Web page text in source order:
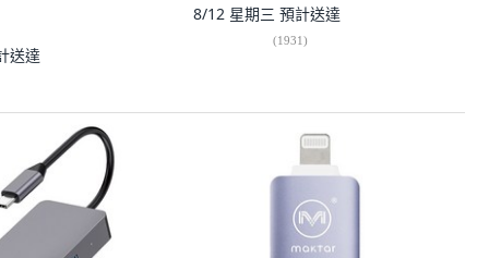
送達
8/12 星期三 預計送達
(1931)